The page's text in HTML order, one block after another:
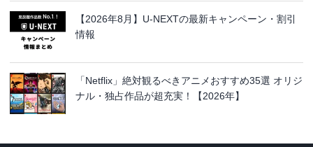
【2026年8月】U-NEXTの最新キャンペーン・割引
情報
「Netflix」絶対観るべきアニメおすすめ35選 オリジ
ナル・独占作品が超充実！【2026年】